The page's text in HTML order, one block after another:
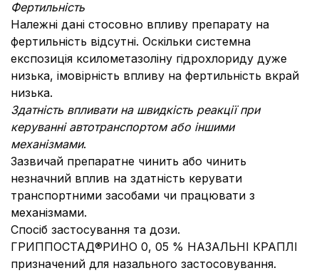
Фертильність
Належні дані стосовно впливу препарату на
фертильність відсутні. Оскільки системна
експозиція ксилометазоліну гідрохлориду дуже
низька, імовірність впливу на фертильність вкрай
низька.
Здатність впливати на швидкість реакції при
керуванні автотранспортом або іншими
механізмами.
Зазвичай препаратне чинить або чинить
незначний вплив на здатність керувати
транспортними засобами чи працювати з
механізмами.
Спосіб застосування та дози.
ГРИППОСТАД®РИНО 0, 05 % НАЗАЛЬНІ КРАПЛІ
призначений для назального застосовування.